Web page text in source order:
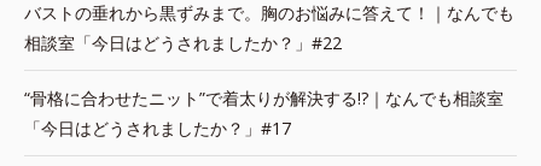
バストの垂れから黒ずみまで。胸のお悩みに答えて！｜なんでも
相談室「今日はどうされましたか？」#22
“骨格に合わせたニット”で着太りが解決する!?｜なんでも相談室
「今日はどうされましたか？」#17